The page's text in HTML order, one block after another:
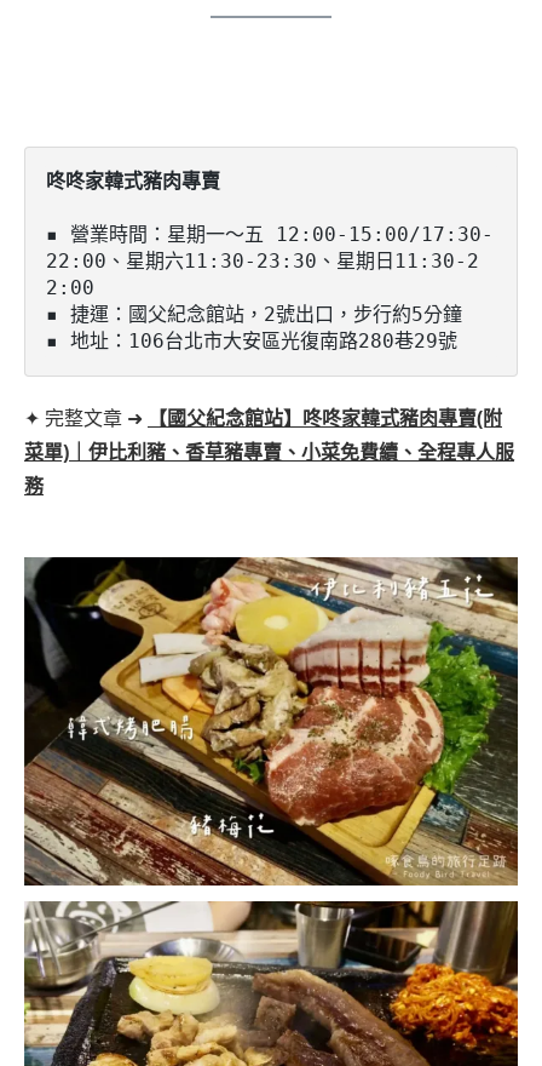
咚咚家韓式豬肉專賣
▪️ 營業時間：星期一～五 12:00-15:00/17:30-
22:00、星期六11:30-23:30、星期日11:30-2
2:00
▪️ 捷運：國父紀念館站，2號出口，步行約5分鐘
▪️ 地址：106台北市大安區光復南路280巷29號
✦ 完整文章 ➜
【國父紀念館站】咚咚家韓式豬肉專賣(附
菜單)｜伊比利豬、香草豬專賣、小菜免費續、全程專人服
務